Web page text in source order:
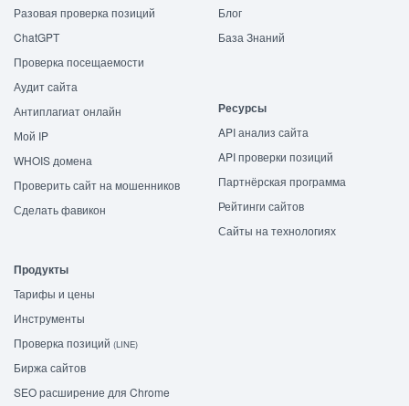
Разовая проверка позиций
ChatGPT
Проверка посещаемости
Аудит сайта
Антиплагиат онлайн
Мой IP
WHOIS домена
Проверить сайт на мошенников
Сделать фавикон
Блог
База Знаний
Ресурсы
API анализ сайта
API проверки позиций
Партнёрская программа
Рейтинги сайтов
Сайты на технологиях
Продукты
Тарифы и цены
Инструменты
Проверка позиций (LINE)
Биржа сайтов
SEO расширение для Chrome